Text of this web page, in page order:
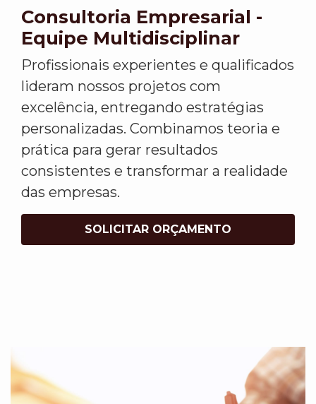
Consultoria Empresarial -
Equipe Multidisciplinar
Profissionais experientes e qualificados
lideram nossos projetos com
excelência, entregando estratégias
personalizadas. Combinamos teoria e
prática para gerar resultados
consistentes e transformar a realidade
das empresas.
SOLICITAR ORÇAMENTO